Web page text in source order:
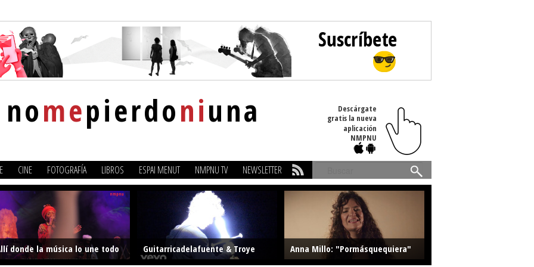
nomepierdoniuna
Descárgate
gratis la nueva
aplicación
NMPNU
CINE FOTOGRAFÍA LIBROS ESPAI MENUT NMPNU TV NEWSLETTER
Buscar
donde la música lo une todo
Guitarricadelafuente & Troye
Anna Millo: "Pormásquequiera"